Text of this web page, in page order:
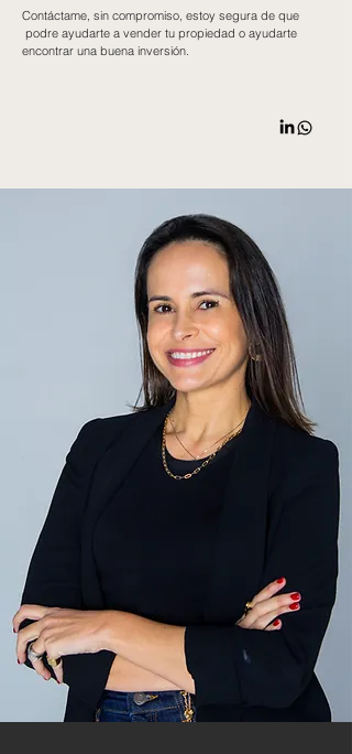
Contáctame, sin compromiso, estoy segura de que
podre ayudarte a vender tu propiedad o ayudarte
encontrar una buena inversión.